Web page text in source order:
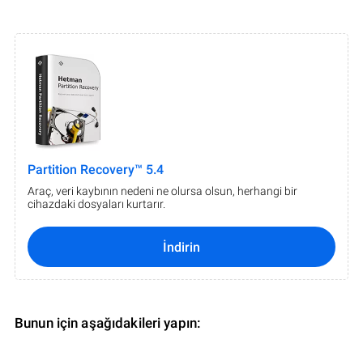
Partition Recovery™ 5.4
Araç, veri kaybının nedeni ne olursa olsun, herhangi bir
cihazdaki dosyaları kurtarır.
İndirin
Bunun için aşağıdakileri yapın: